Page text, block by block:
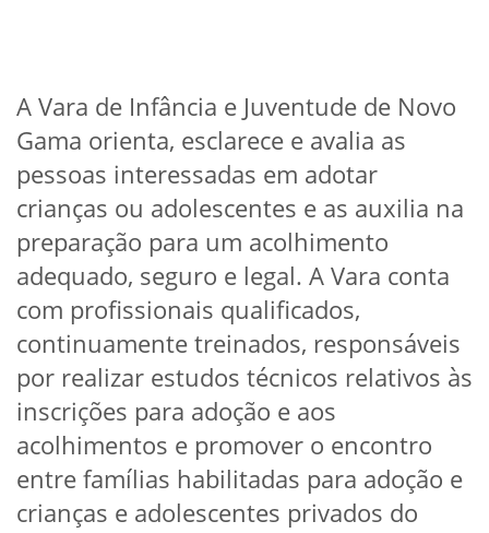
A Vara de Infância e Juventude de Novo
Gama orienta, esclarece e avalia as
pessoas interessadas em adotar
crianças ou adolescentes e as auxilia na
preparação para um acolhimento
adequado, seguro e legal. A Vara conta
com profissionais qualificados,
continuamente treinados, responsáveis
por realizar estudos técnicos relativos às
inscrições para adoção e aos
acolhimentos e promover o encontro
entre famílias habilitadas para adoção e
crianças e adolescentes privados do